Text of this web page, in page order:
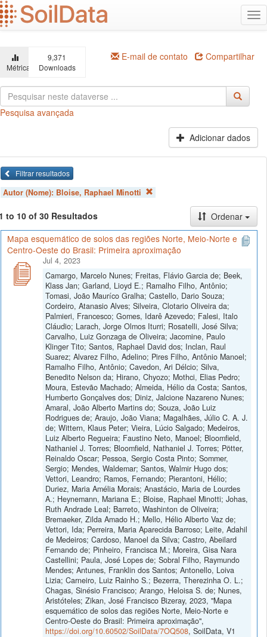
Ir
para
o
principal
Métricas
9,371
Downloads
E-mail de contato Compartilhar
Pesquisa avançada
Adicionar dados
Filtrar resultados
Autor (Nome): Bloise, Raphael Minotti
to 10 of 30 Resultados
Ordenar
Mapa esquemático de solos das regiões Norte, Meio-Norte e
Centro-Oeste do Brasil: Primeira aproximação
Jul 4, 2023
Camargo, Marcelo Nunes; Freitas, Flávio Garcia de; Beek,
Klass Jan; Garland, Lioyd E.; Ramalho Filho, Antônio;
Tomasi, João Mauríco Gralha; Castello, Dario Souza;
Cordeiro, Atanasio Alves; Silveira, Clotario Oliveira da;
Palmieri, Francesco; Gomes, Idarê Azevedo; Falesi, Italo
Cláudio; Larach, Jorge Olmos Iturri; Rosatelli, José Silva;
Carvalho, Luiz Gonzaga de Oliveira; Jacomine, Paulo
Klinger Tito; Santos, Raphael David dos; Inclan, Raul
Suarez; Alvarez Filho, Adelino; Pires Filho, Antônio Manoel;
Ramalho Filho, Antônio; Cavedon, Ari Délcio; Silva,
Benedito Nelson da; Hirano, Chyozo; Mothci, Elias Pedro;
Moura, Estevão Machado; Almeida, Hélio da Costa; Santos,
Humberto Gonçalves dos; Diniz, Jalcione Nazareno Nunes;
Amaral, João Alberto Martins do; Souza, João Luiz
Rodrigues de; Araujo, João Viana; Magalhães, Júlio C. A. J.
de; Wittern, Klaus Peter; Vieira, Lúcio Salgado; Medeiros,
Luiz Alberto Regueira; Faustino Neto, Manoel; Bloomfield,
Nathaniel J. Torres; Bloomfield, Nathaniel J. Torres; Pötter,
Reinaldo Oscar; Pessoa, Sergio Costa Pinto; Sommer,
Sergio; Mendes, Waldemar; Santos, Walmir Hugo dos;
Vettori, Leandro; Ramos, Fernando; Pierantoni, Hélio;
Duriez, Maria Amélia Morais; Anastácio, Maria de Lourdes
A.; Heynemann, Mariana E.; Bloise, Raphael Minotti; Johas,
Ruth Andrade Leal; Barreto, Washinton de Oliveira;
Bremaeker, Zilda Amado H.; Mello, Hélio Alberto Vaz de;
Vettori, Ida; Perreira, Maria Aparecida Barroso; Leite, Adahil
de Medeiros; Cardoso, Manoel da Silva; Castro, Abeilard
Fernando de; Pinheiro, Francisca M.; Moreira, Gisa Nara
Castellini; Paula, José Lopes de; Sobral Filho, Raymundo
Mendes; Antunes, Franklin dos Santos; Antonello, Loiva
Lizia; Carneiro, Luiz Rainho S.; Bezerra, Therezinha O. L.;
Chagas, Sinésio Francisco; Arango, Heloisa S. de; Nunes,
Aristóteles; Zikan, José Francisco Bizeray, 2023, "Mapa
esquemático de solos das regiões Norte, Meio-Norte e
Centro-Oeste do Brasil: Primeira aproximação",
https://doi.org/10.60502/SoilData/7OQ508, SoilData, V1